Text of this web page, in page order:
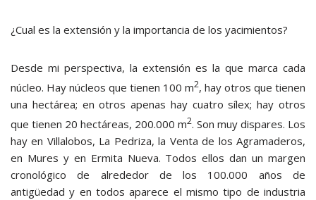
¿Cual es la extensión y la importancia de los yacimientos?
Desde mi perspectiva, la extensión es la que marca cada
núcleo. Hay núcleos que tienen 100 m2, hay otros que tienen
una hectárea; en otros apenas hay cuatro sílex; hay otros
que tienen 20 hectáreas, 200.000 m2. Son muy dispares. Los
hay en Villalobos, La Pedriza, la Venta de los Agramaderos,
en Mures y en Ermita Nueva. Todos ellos dan un margen
cronológico de alrededor de los 100.000 años de
antigüedad y en todos aparece el mismo tipo de industria